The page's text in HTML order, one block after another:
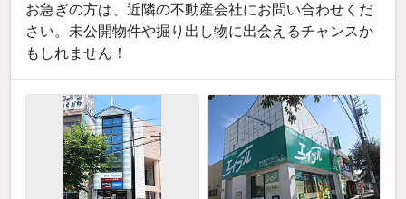
お急ぎの方は、近隣の不動産会社にお問い合わせくだ
さい。未公開物件や掘り出し物に出会えるチャンスか
もしれません！